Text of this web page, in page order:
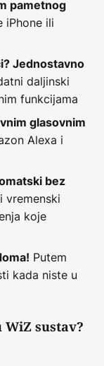
pametnog
iPhone ili
Jednostavno
daljinski
funkcijama
glasovnim
Alexa i
bez
vremenski
koje
Putem
kada niste u
sustav?